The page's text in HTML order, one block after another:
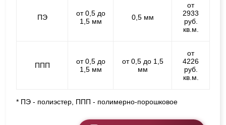
ПЭ
от 0,5 до
1,5 мм
0,5 мм
от
2933
руб.
кв.м.
ППП
от 0,5 до
1,5 мм
от 0,5 до 1,5
мм
от
4226
руб.
кв.м.
* ПЭ - полиэстер, ППП - полимерно-порошковое